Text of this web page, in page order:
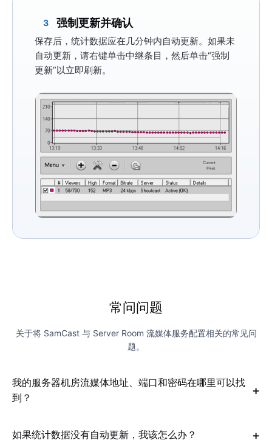
3 强制更新并确认
保存后，统计数据应在几分钟内自动更新。如果未
自动更新，请右键单击中继条目，然后单击“强制
更新”以立即刷新。
常问问题
关于将 SamCast 与 Server Room 流媒体服务配置相关的常见问
题。
我的服务器机房流媒体地址、端口和密码在哪里可以找
到？
如果统计数据没有自动更新，我该怎么办？